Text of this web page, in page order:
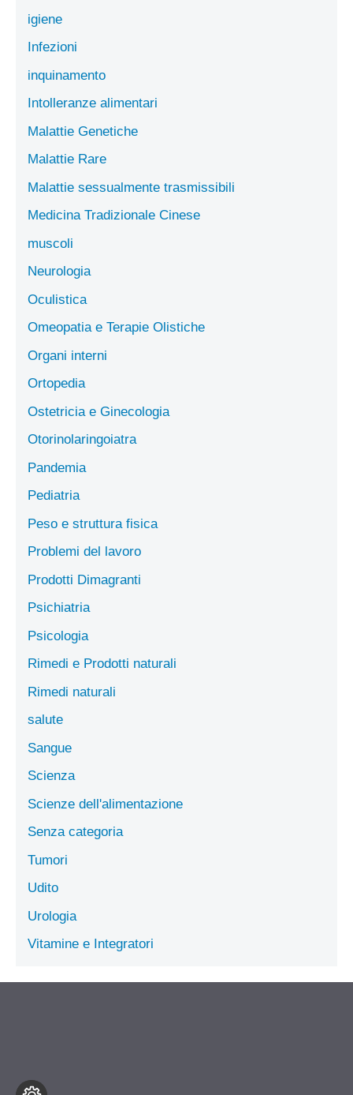
igiene
Infezioni
inquinamento
Intolleranze alimentari
Malattie Genetiche
Malattie Rare
Malattie sessualmente trasmissibili
Medicina Tradizionale Cinese
muscoli
Neurologia
Oculistica
Omeopatia e Terapie Olistiche
Organi interni
Ortopedia
Ostetricia e Ginecologia
Otorinolaringoiatra
Pandemia
Pediatria
Peso e struttura fisica
Problemi del lavoro
Prodotti Dimagranti
Psichiatria
Psicologia
Rimedi e Prodotti naturali
Rimedi naturali
salute
Sangue
Scienza
Scienze dell'alimentazione
Senza categoria
Tumori
Udito
Urologia
Vitamine e Integratori